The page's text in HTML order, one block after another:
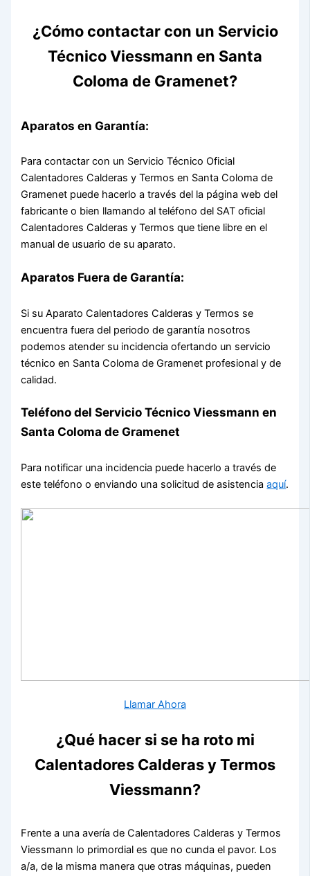
¿Cómo contactar con un Servicio
Técnico Viessmann en Santa
Coloma de Gramenet?
Aparatos en Garantía:
Para contactar con un Servicio Técnico Oficial
Calentadores Calderas y Termos en Santa Coloma de
Gramenet puede hacerlo a través del la página web del
fabricante o bien llamando al teléfono del SAT oficial
Calentadores Calderas y Termos que tiene libre en el
manual de usuario de su aparato.
Aparatos Fuera de Garantía:
Si su Aparato Calentadores Calderas y Termos se
encuentra fuera del periodo de garantía nosotros
podemos atender su incidencia ofertando un servicio
técnico en Santa Coloma de Gramenet profesional y de
calidad.
Teléfono del Servicio Técnico Viessmann en
Santa Coloma de Gramenet
Para notificar una incidencia puede hacerlo a través de
este teléfono o enviando una solicitud de asistenciaaquí.
Llamar Ahora
¿Qué hacer si se ha roto mi
Calentadores Calderas y Termos
Viessmann?
Frente a una avería de Calentadores Calderas y Termos
Viessmann lo primordial es que no cunda el pavor. Los
a/a, de la misma manera que otras máquinas, pueden